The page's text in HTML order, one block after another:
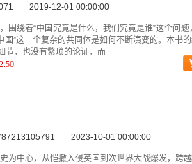
2019-12-01 00:00:00
围绕着“中国究竟是什么，我们究竟是谁”这个问
国”这一个复杂的共同体是如何不断演变的。本书
节，也没有繁琐的论证，而
2023-10-01 00:00:00
为中心，从恺撒入侵英国到次世界大战爆发，跨